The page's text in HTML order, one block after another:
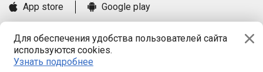
Для обеспечения удобства пользователей сайта
используются cookies.
Узнать подробнее
App store
Google play
Книга замечаний и предложений
Правила и документы